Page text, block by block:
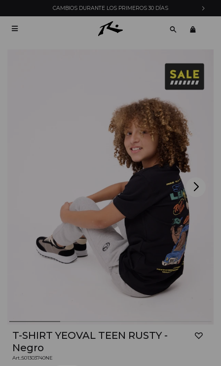
CAMBIOS DURANTE LOS PRIMEROS 30 DÍAS

T-SHIRT YEOVAL TEEN RUSTY -
Negro
501303740NE